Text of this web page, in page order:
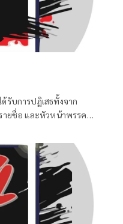
รับการปฏิเสธทั้งจาก
ายชื่อ และหัวหน้าพรรค
รรคเพื่อไทยไปแล้ว แต่
จึงทำให้ “อนุทิน ชาญวีร
รกระทรวงมหาดไทยถึง
นตรีในวันพุธที่ 5 สิงหาคม